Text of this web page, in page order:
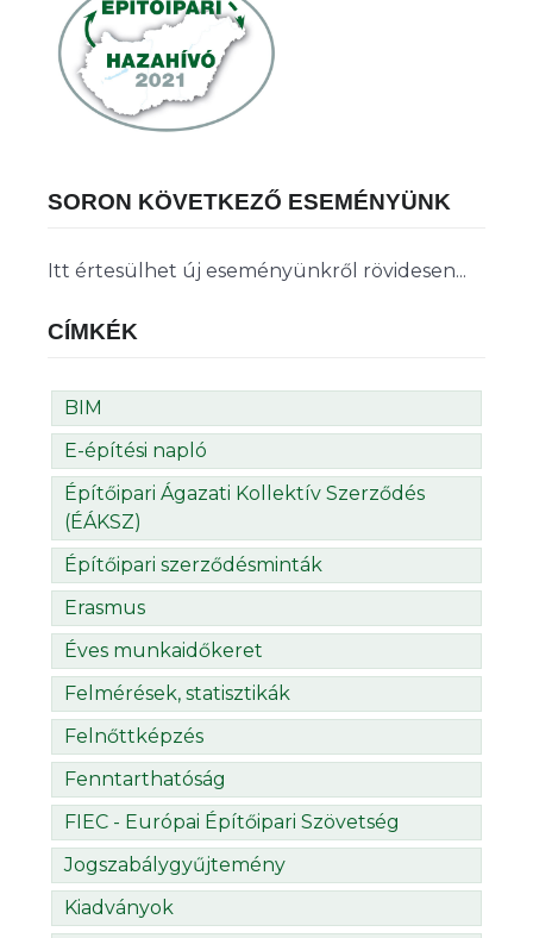
SORON KÖVETKEZŐ ESEMÉNYÜNK
Itt értesülhet új eseményünkről rövidesen...
CÍMKÉK
BIM
E-építési napló
Építőipari Ágazati Kollektív Szerződés
(ÉÁKSZ)
Építőipari szerződésminták
Erasmus
Éves munkaidőkeret
Felmérések, statisztikák
Felnőttképzés
Fenntarthatóság
FIEC - Európai Építőipari Szövetség
Jogszabálygyűjtemény
Kiadványok